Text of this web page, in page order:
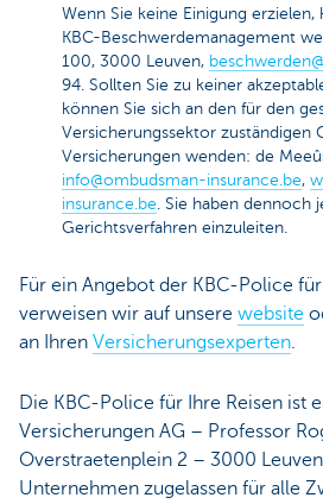
Wenn Sie keine Einigung erzielen,
KBC-Beschwerdemanagement
100, 3000 Leuven,
94. Sollten Sie zu keiner
können Sie sich an den für den
Versicherungssektor zuständigen
Versicherungen wenden: de
info@ombudsman-insurance.be,
insurance.be . Sie haben dennoch
Gerichtsverfahren einzuleiten.
Für ein Angebot der KBC-Police
verweisen wir auf unsere website
an Ihren Versicherungsexperten.
Die KBC-Police für Ihre Reisen ist
Versicherungen AG – Professor
Overstraetenplein 2 – 3000
Unternehmen zugelassen für alle